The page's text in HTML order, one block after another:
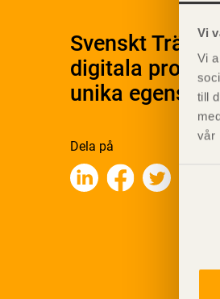
Vi
Vi
till
vår
Svenskt Träs
digitala
unika
Dela på